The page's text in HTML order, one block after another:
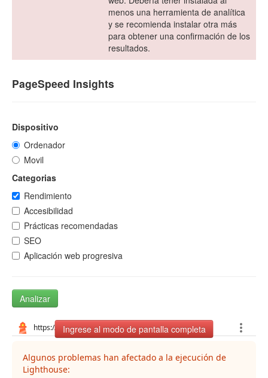
menos una herramienta de analítica
y se recomienda instalar otra más
para obtener una confirmación de los
resultados.
PageSpeed Insights
Dispositivo
Ordenador
Movil
Categorias
Rendimiento
Accesibilidad
Prácticas recomendadas
SEO
Aplicación web progresiva
Analizar
Ingrese al modo de pantalla completa